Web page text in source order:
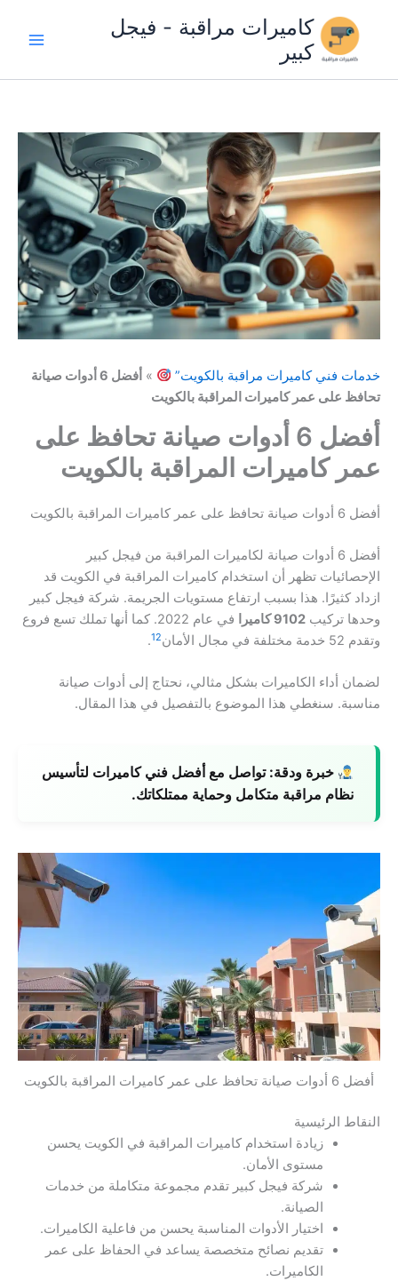
المحتوى
كاميرات مراقبة - فيجل
كبير
خدمات فني كاميرات مراقبة بالكويت” »
أفضل 6 أدوات صيانة
تحافظ على عمر كاميرات المراقبة بالكويت
أفضل 6 أدوات صيانة تحافظ على
عمر كاميرات المراقبة بالكويت
أفضل 6 أدوات صيانة تحافظ على عمر كاميرات المراقبة بالكويت
أفضل 6 أدوات صيانة لكاميرات المراقبة من فيجل كبير
الإحصائيات تظهر أن استخدام كاميرات المراقبة في الكويت قد
ازداد كثيرًا. هذا بسبب ارتفاع مستويات الجريمة. شركة فيجل كبير
وحدها تركيب 9102 كاميرا
في عام 2022. كما أنها تملك تسع فروع
وتقدم 52 خدمة مختلفة في مجال الأمان
12
.
لضمان أداء الكاميرات بشكل مثالي، نحتاج إلى أدوات صيانة
مناسبة. سنغطي هذا الموضوع بالتفصيل في هذا المقال.
خبرة ودقة: تواصل مع أفضل فني كاميرات لتأسيس
نظام مراقبة متكامل وحماية ممتلكاتك.
أفضل 6 أدوات صيانة تحافظ على عمر كاميرات المراقبة بالكويت
النقاط الرئيسية
زيادة استخدام كاميرات المراقبة في الكويت يحسن
مستوى الأمان.
شركة فيجل كبير تقدم مجموعة متكاملة من خدمات
الصيانة.
اختيار الأدوات المناسبة يحسن من فاعلية الكاميرات.
تقديم نصائح متخصصة يساعد في الحفاظ على عمر
الكاميرات.